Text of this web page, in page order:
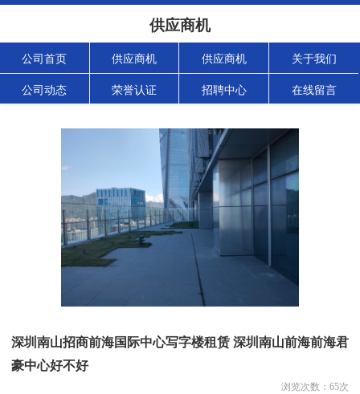
供应商机
公司首页 供应商机 供应商机 关于我们
公司动态 荣誉认证 招聘中心 在线留言
深圳南山招商前海国际中心写字楼租赁 深圳南山前海前海君
豪中心好不好
浏览次数： 65次